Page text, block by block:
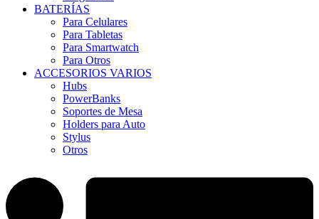
BATERÍAS
Para Celulares
Para Tabletas
Para Smartwatch
Para Otros
ACCESORIOS VARIOS
Hubs
PowerBanks
Soportes de Mesa
Holders para Auto
Stylus
Otros